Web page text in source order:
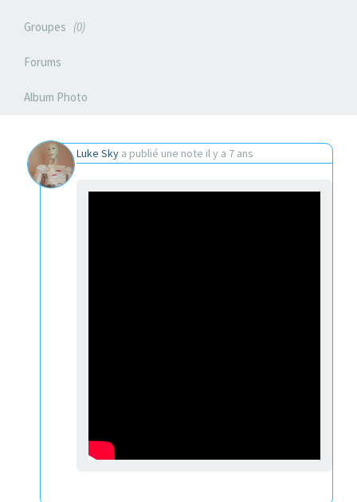
Groupes 0
Forums
Album Photo
Luke Sky a publié une note il y a 7 ans